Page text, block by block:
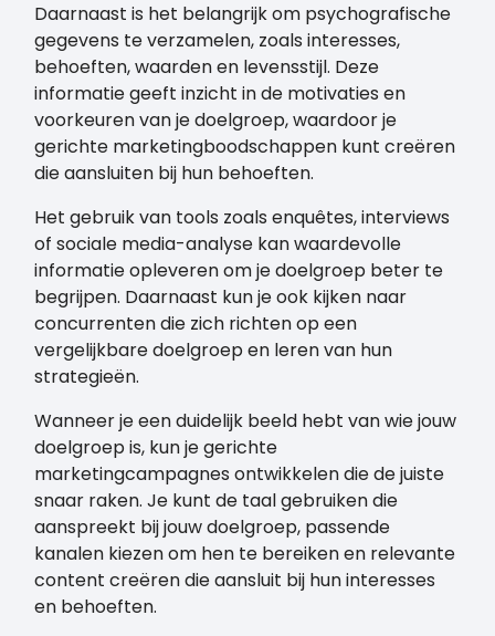
Daarnaast is het belangrijk om psychografische
gegevens te verzamelen, zoals interesses,
behoeften, waarden en levensstijl. Deze
informatie geeft inzicht in de motivaties en
voorkeuren van je doelgroep, waardoor je
gerichte marketingboodschappen kunt creëren
die aansluiten bij hun behoeften.
Het gebruik van tools zoals enquêtes, interviews
of sociale media-analyse kan waardevolle
informatie opleveren om je doelgroep beter te
begrijpen. Daarnaast kun je ook kijken naar
concurrenten die zich richten op een
vergelijkbare doelgroep en leren van hun
strategieën.
Wanneer je een duidelijk beeld hebt van wie jouw
doelgroep is, kun je gerichte
marketingcampagnes ontwikkelen die de juiste
snaar raken. Je kunt de taal gebruiken die
aanspreekt bij jouw doelgroep, passende
kanalen kiezen om hen te bereiken en relevante
content creëren die aansluit bij hun interesses
en behoeften.